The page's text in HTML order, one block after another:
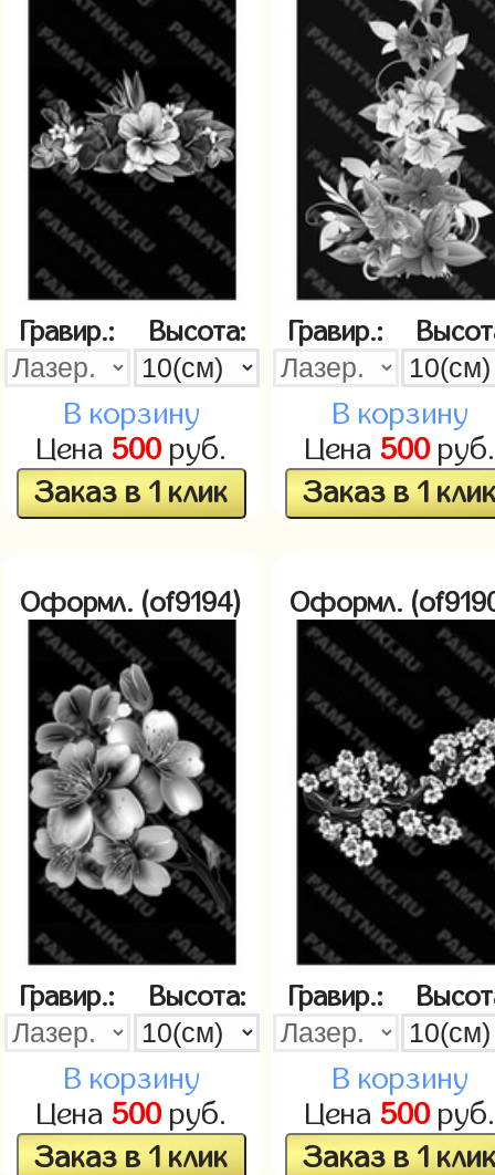
Гравир.: Высота:
В корзину
Цена 500руб.
Заказ в 1 клик
Гравир.:
В корзину
Цена 500руб.
Заказ в 1
Оформл. (of9194)
Гравир.: Высота:
В корзину
Цена 500руб.
Заказ в 1 клик
Оформл.
Гравир.:
В корзину
Цена 500руб.
Заказ в 1